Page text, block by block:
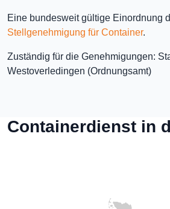
Eine bundesweit gültige Einordnung
Stellgenehmigung für Container.
Zuständig für die Genehmigungen:
Westoverledingen (Ordnungsamt)
Containerdienst in